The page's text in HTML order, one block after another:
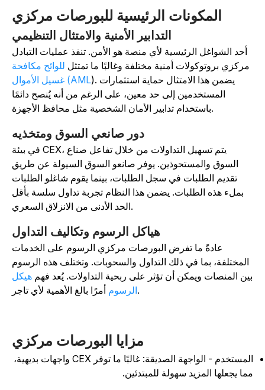
المكونات الرئيسية للبورصات مركزي
التدابير الأمنية والامتثال التنظيمي
أحد الشواغل الرئيسية لأي منصة هو الأمن. تنفذ عمليات التبادل
مركزي بروتوكولات أمنية مختلفة وغالبًا ما تمتثلللوائح مكافحة
غسيل الأموال (AML).
المستخدمين إلى حد معين، على الرغم من أنه يُنصح دائمًا
دور صانعي السوق ومتخذيه
في بيئة CEX، يتم تسهيل التداولات من خلال تفاعل صناع
السوق والمستحوذين. يوفر صانعو السوق السيولة عن طريق
تقديم الطلبات في سجل الطلبات، بينما يقوم شاغلو الطلبات
بملء هذه الطلبات. يضمن هذا النظام تجربة تداول سلسة بأقل
هياكل الرسوم وتكاليف التداول
عادةً ما تفرض البورصات مركزي الرسوم على الخدمات
المختلفة، بما في ذلك التداول والسحوبات. وتختلف هذه الرسوم
المنصات ويمكن أن تؤثر على ربحية التداولات. يُعد فهمهيكل
الرسوم
مزايا البورصات مركزي
المستخدم - الواجهة الصديقة: غالبًا ما توفر CEX واجهات بديهية،
يجعلها المزيد سهولة للمبتدئين.